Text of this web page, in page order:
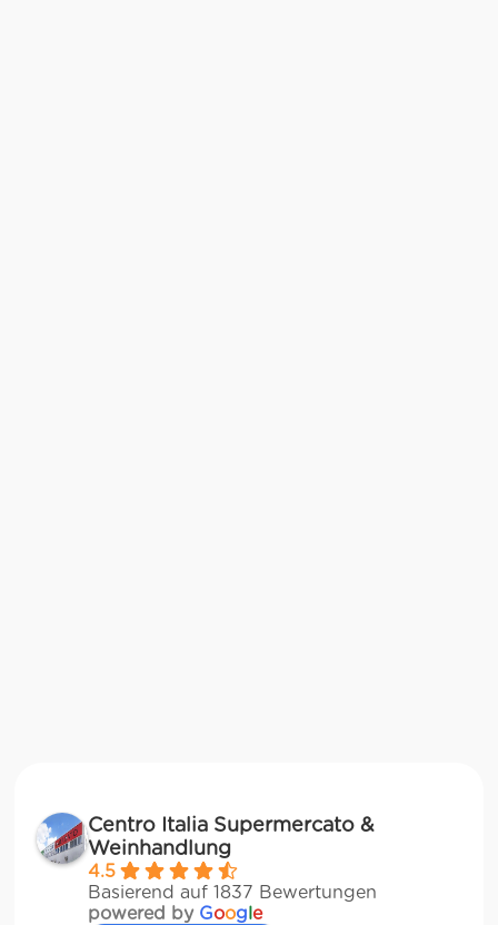
Centro Italia Supermercato &
Weinhandlung
4.5
Basierend auf 1837 Bewertungen
powered by Google